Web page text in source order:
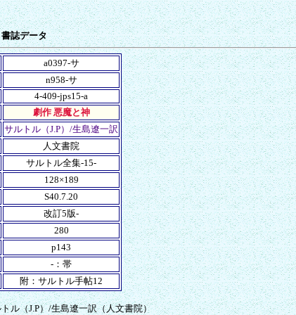
書誌データ
a0397-サ
n958-サ
4-409-jps15-a
劇作 悪魔と神
サルトル（J.P）/生島遼一訳
人文書院
サルトル全集-15-
128×189
S40.7.20
改訂5版-
280
p143
-：帯
附：サルトル手帖12